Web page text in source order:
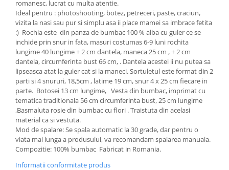
romanesc, lucrat cu multa atentie.
Ideal pentru : photoshooting, botez, petreceri, paste, craciun,
vizita la nasi sau pur si simplu asa ii place mamei sa imbrace fetita
:) Rochia este din panza de bumbac 100 % alba cu guler ce se
inchide prin snur in fata, masuri costumas 6-9 luni rochita
lungime 40 lungime + 2 cm dantela, maneca 25 cm , + 2 cm
dantela, circumferinta bust 66 cm, . Dantela acestei ii nu putea sa
lipseasca atat la guler cat si la maneci. Sortuletul este format din 2
parti si 4 snururi, 18,5cm , latime 19 cm, snur 4 x 25 cm fiecare in
parte. Botosei 13 cm lungime, Vesta din bumbac, imprimat cu
tematica traditionala 56 cm circumferinta bust, 25 cm lungime
,Basmaluta rosie din bumbac cu flori . Traistuta din acelasi
material ca si vestuta.
Mod de spalare: Se spala automatic la 30 grade, dar pentru o
viata mai lunga a produsului, va recomandam spalarea manuala.
Compozitie: 100% bumbac Fabricat in Romania.
Informatii conformitate produs